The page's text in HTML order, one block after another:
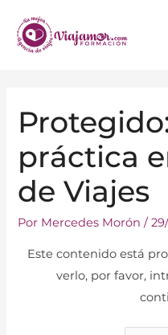
contenido
práctica
de Viajes
Por Mercedes Morón/
Este contenido está
verlo, por favor,
de